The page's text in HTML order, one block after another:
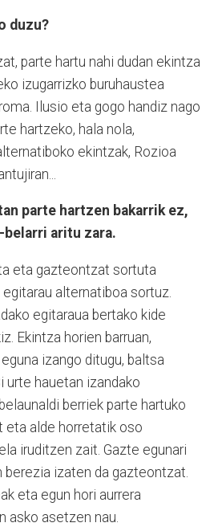
duzu?
parte hartu nahi dudan ekintza
izugarrizko buruhaustea
Ilusio eta gogo handiz nago
hartzeko, hala nola,
ekintzak, Rozioa
parte hartzen bakarrik ez,
aritu zara.
eta gazteontzat sortuta
alternatiboa sortuz.
egitaraua bertako kide
Ekintza horien barruan,
izango ditugu, baltsa
urte hauetan izandako
berriek parte hartuko
eta alde horretatik oso
iruditzen zait. Gazte egunari
berezia izaten da gazteontzat.
eta egun hori aurrera
asko asetzen nau.